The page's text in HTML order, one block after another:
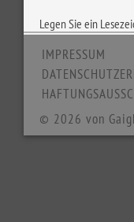
Legen Sie ein
IMPRESSUM
© 2026 von